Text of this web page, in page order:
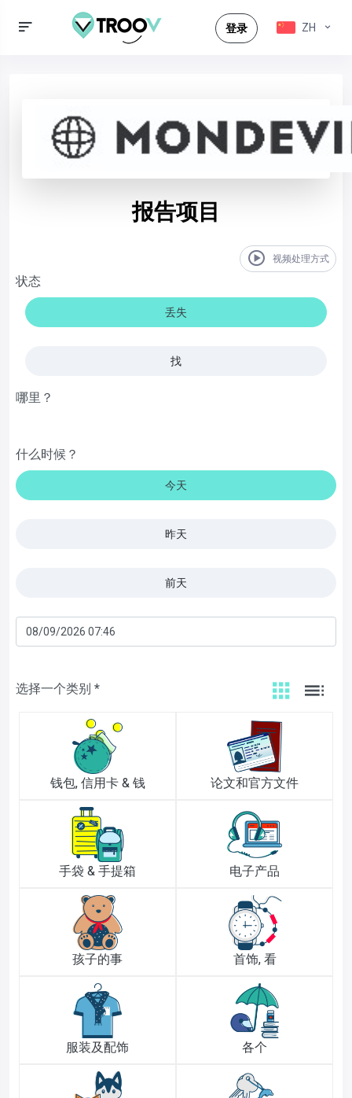
登录 ZH
报告项目
视频处理方式
状态
丢失
找
哪里？
什么时候？
今天
昨天
前天
选择一个类别 *
钱包, 信用卡 & 钱 论文和官方文件
手袋 & 手提箱 电子产品
孩子的事 首饰, 看
服装及配饰 各个